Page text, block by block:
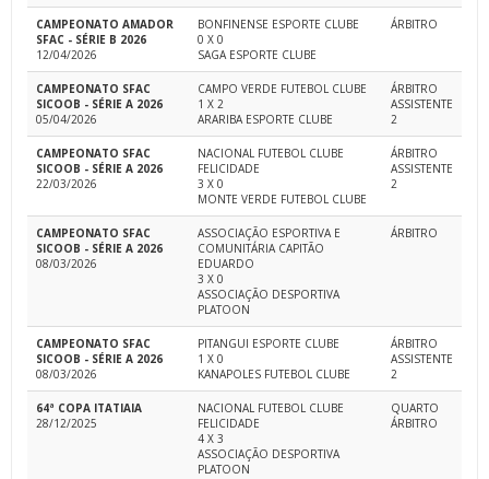
CAMPEONATO AMADOR
SFAC - SÉRIE B 2026
12/04/2026
BONFINENSE ESPORTE CLUBE
0 X 0
SAGA ESPORTE CLUBE
ÁRBITRO
CAMPEONATO SFAC
SICOOB - SÉRIE A 2026
05/04/2026
CAMPO VERDE FUTEBOL CLUBE
1 X 2
ARARIBA ESPORTE CLUBE
ÁRBITRO
ASSISTENTE
2
CAMPEONATO SFAC
SICOOB - SÉRIE A 2026
22/03/2026
NACIONAL FUTEBOL CLUBE
FELICIDADE
3 X 0
MONTE VERDE FUTEBOL CLUBE
ÁRBITRO
ASSISTENTE
2
CAMPEONATO SFAC
SICOOB - SÉRIE A 2026
08/03/2026
ASSOCIAÇÃO ESPORTIVA E
COMUNITÁRIA CAPITÃO
EDUARDO
3 X 0
ASSOCIAÇÃO DESPORTIVA
PLATOON
ÁRBITRO
CAMPEONATO SFAC
SICOOB - SÉRIE A 2026
08/03/2026
PITANGUI ESPORTE CLUBE
1 X 0
KANAPOLES FUTEBOL CLUBE
ÁRBITRO
ASSISTENTE
2
64ª COPA ITATIAIA
28/12/2025
NACIONAL FUTEBOL CLUBE
FELICIDADE
4 X 3
ASSOCIAÇÃO DESPORTIVA
PLATOON
QUARTO
ÁRBITRO